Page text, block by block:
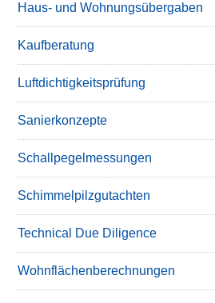
Haus- und Wohnungsübergaben
Kaufberatung
Luftdichtigkeitsprüfung
Sanierkonzepte
Schallpegelmessungen
Schimmelpilzgutachten
Technical Due Diligence
Wohnflächenberechnungen